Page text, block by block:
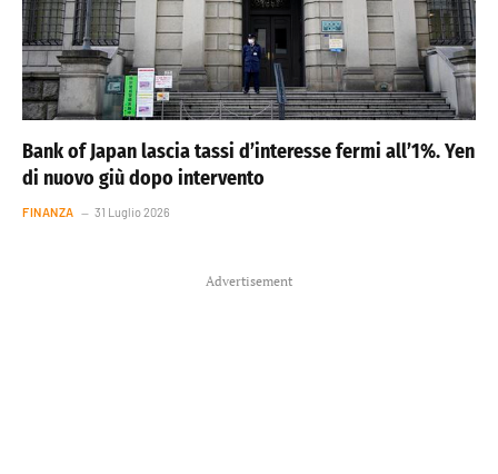
Bank of Japan lascia tassi d’interesse fermi all’1%. Yen
di nuovo giù dopo intervento
FINANZA 31 Luglio 2026
Advertisement